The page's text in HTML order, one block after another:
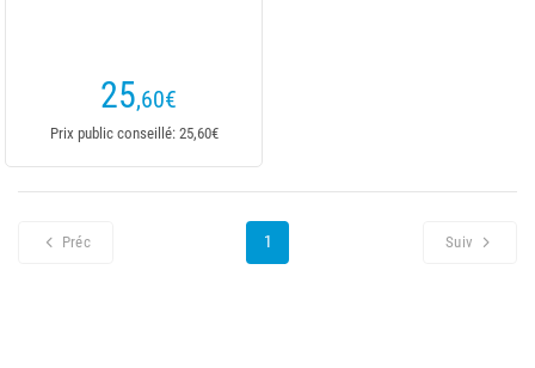
25,60€
Prix public conseillé: 25,60€
Préc 1 Suiv